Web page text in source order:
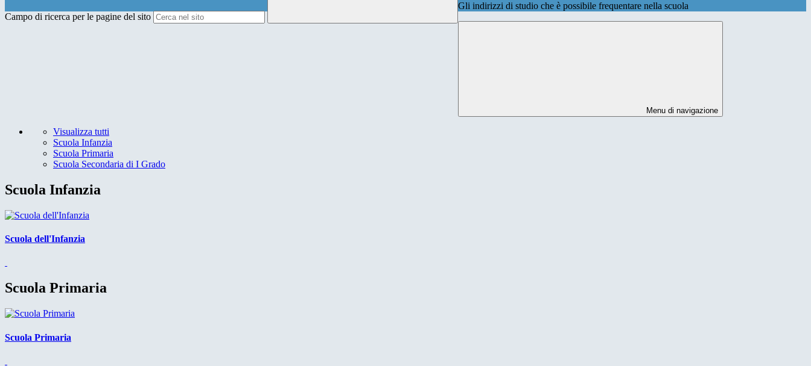
Campo di ricerca per le pagine del sito
Gli indirizzi di studio che è possibile frequentare nella scuola
Menu di navigazione
Visualizza tutti
Scuola Infanzia
Scuola Primaria
Scuola Secondaria di I Grado
Scuola Infanzia
Scuola dell'Infanzia
Scuola Primaria
Scuola Primaria